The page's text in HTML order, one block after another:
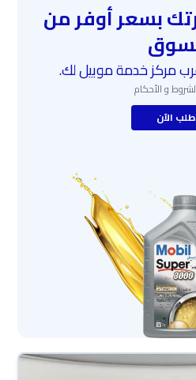
بسعر أوفر من
مركز خدمة موبيل لك.
و الأحكام
الآن